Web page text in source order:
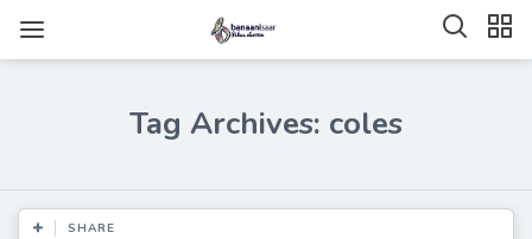
Tag Archives: coles
SHARE